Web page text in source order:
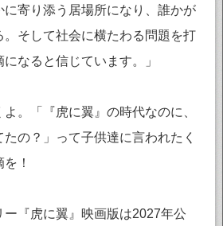
に寄り添う居場所になり、誰かが
。そして社会に横たわる問題を打
なると信じています。」
。「『虎に翼』の時代なのに、
の？」って子供達に言われたく
！
ー『虎に翼』映画版は2027年公